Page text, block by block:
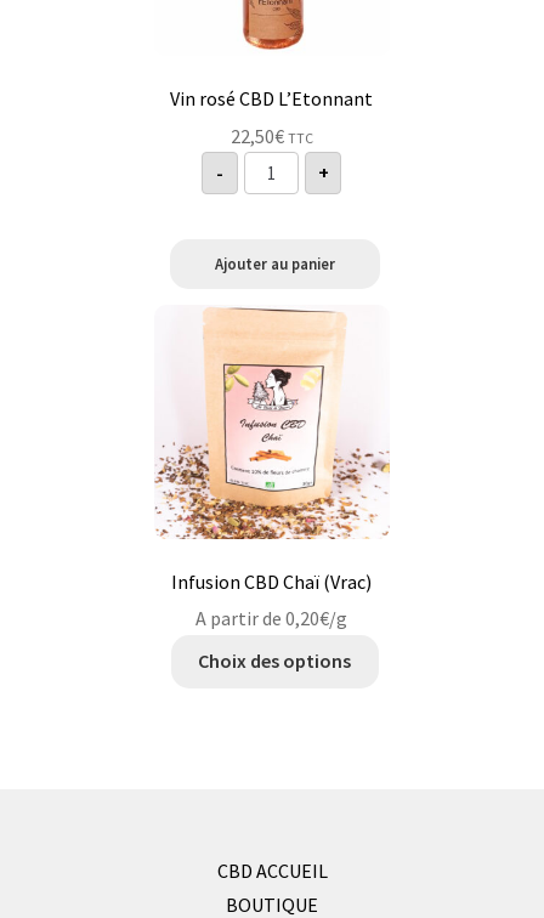
Vin rosé CBD L’Etonnant
22,50€ TTC
-
quantité
de
Vin
L'Etonnant
+
Ajouter au panier
Infusion CBD Chaï (Vrac)
A partir de0,20€/g
Choix des options
CBD ACCUEIL
BOUTIQUE